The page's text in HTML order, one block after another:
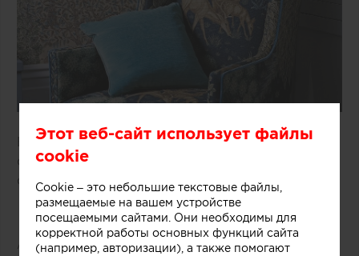
Будьте в курсе дизайнерских решений и
создавай свой неповторимый интерьер вместе
с ТК Ланской.
Автор:Тk Ланской
Этот веб-сайт использует файлы
cookie
Cookie – это небольшие текстовые файлы,
размещаемые на вашем устройстве
посещаемыми сайтами. Они необходимы для
корректной работы основных функций сайта
(например, авторизации), а также помогают